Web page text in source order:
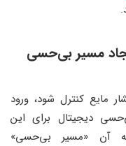
مسیر بی‌حسی
مایع کنترل شود، ورود
دیجیتال برای این
به آن «مسیر بی‌حسی»